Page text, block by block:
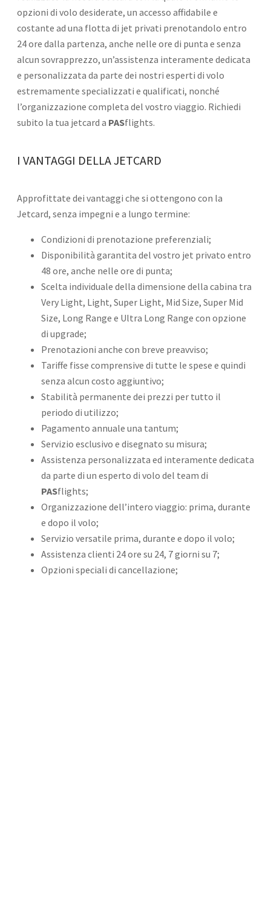
opzioni di volo desiderate, un accesso affidabile e
costante ad una flotta di jet privati prenotandolo entro
24 ore dalla partenza, anche nelle ore di punta e senza
alcun sovrapprezzo, un’assistenza interamente dedicata
e personalizzata da parte dei nostri esperti di volo
estremamente specializzati e qualificati, nonché
l’organizzazione completa del vostro viaggio. Richiedi
subito la tua jetcard a PASflights.
I VANTAGGI DELLA JETCARD
Approfittate dei vantaggi che si ottengono con la
Jetcard, senza impegni e a lungo termine:
Condizioni di prenotazione preferenziali;
Disponibilità garantita del vostro jet privato entro
48 ore, anche nelle ore di punta;
Scelta individuale della dimensione della cabina tra
Very Light, Light, Super Light, Mid Size, Super Mid
Size, Long Range e Ultra Long Range con opzione
di upgrade;
Prenotazioni anche con breve preavviso;
Tariffe fisse comprensive di tutte le spese e quindi
senza alcun costo aggiuntivo;
Stabilità permanente dei prezzi per tutto il
periodo di utilizzo;
Pagamento annuale una tantum;
Servizio esclusivo e disegnato su misura;
Assistenza personalizzata ed interamente dedicata
da parte di un esperto di volo del team di
PASflights;
Organizzazione dell’intero viaggio: prima, durante
e dopo il volo;
Servizio versatile prima, durante e dopo il volo;
Assistenza clienti 24 ore su 24, 7 giorni su 7;
Opzioni speciali di cancellazione;